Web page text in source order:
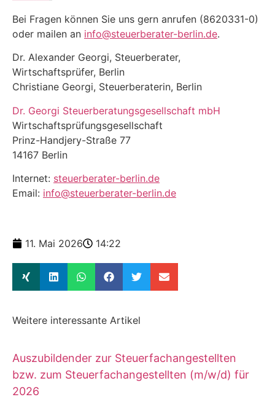
Bei Fragen können Sie uns gern anrufen (8620331-0)
oder mailen an info@steuerberater-berlin.de.
Dr. Alexander Georgi, Steuerberater,
Wirtschaftsprüfer, Berlin
Christiane Georgi, Steuerberaterin, Berlin
Dr. Georgi Steuerberatungsgesellschaft mbH
Wirtschaftsprüfungsgesellschaft
Prinz-Handjery-Straße 77
14167 Berlin
Internet: steuerberater-berlin.de
Email: info@steuerberater-berlin.de
11. Mai 2026 14:22
Weitere interessante Artikel
Auszubildender zur Steuerfachangestellten
bzw. zum Steuerfachangestellten (m/w/d) für
2026